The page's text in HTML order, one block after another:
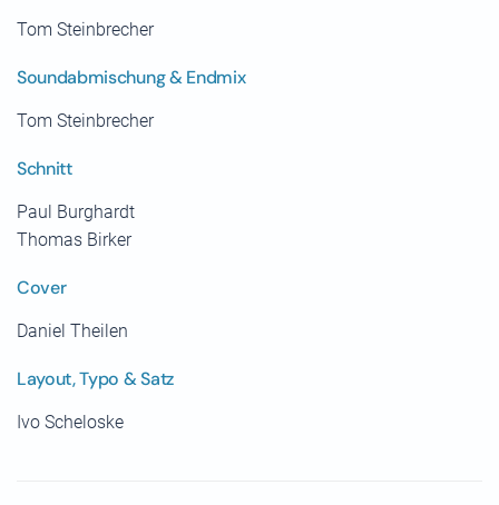
Tom Steinbrecher
Soundabmischung & Endmix
Tom Steinbrecher
Schnitt
Paul Burghardt
Thomas Birker
Cover
Daniel Theilen
Layout, Typo & Satz
Ivo Scheloske